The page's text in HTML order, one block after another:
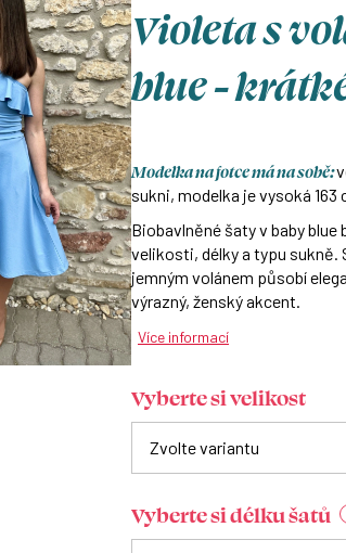
Violeta s
blue -
Modelka na fotce má na sobě:
sukni, modelka je vysoká 163
Biobavlněné šaty v baby
velikosti, délky a typu sukně.
jemným volánem působí
výrazný, ženský akcent.
Více informací
Vyberte si velikost
Vyberte si délku šatů